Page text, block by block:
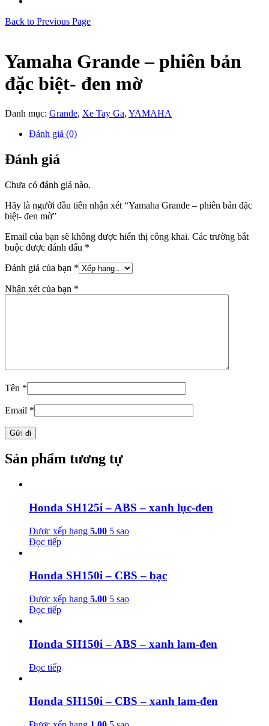
Back to Previous Page
Yamaha Grande – phiên bản
đặc biệt- đen mờ
Danh mục: Grande, Xe Tay Ga, YAMAHA
Đánh giá (0)
Đánh giá
Chưa có đánh giá nào.
Hãy là người đầu tiên nhận xét “Yamaha Grande – phiên bản đặc
biệt- đen mờ”
Email của bạn sẽ không được hiển thị công khai. Các trường bắt
buộc được đánh dấu *
Đánh giá của bạn *
Nhận xét của bạn *
Tên *
Email *
Sản phẩm tương tự
Honda SH125i – ABS – xanh lục-đen
Được xếp hạng 5.00 5 sao
Đọc tiếp
Honda SH150i – CBS – bạc
Được xếp hạng 5.00 5 sao
Đọc tiếp
Honda SH150i – ABS – xanh lam-đen
Đọc tiếp
Honda SH150i – CBS – xanh lam-đen